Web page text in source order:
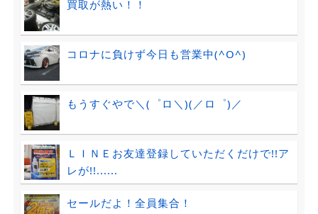
買取が熱い！！
コロナに負けず今日も営業中(^O^)
もうすぐやで＼(゜ロ＼)(／ロ゜)／
ＬＩＮＥお友達登録していただくだけで!!ア
レが!!......
セールだよ！全員集合！